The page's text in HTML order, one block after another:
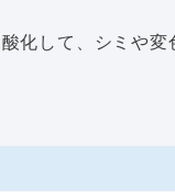
化して、シミや変